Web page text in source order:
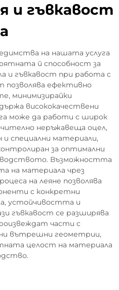
и гъвкавост
на нашата услуга
й способност за
и гъвкавост при работа с
позволява ефективно
минимизирайки
висококачествени
може да работи с широк
неръжавеща оцел,
специални материали,
за оптимални
Възможността
на материала чрез
на леяне позволява
с конкретни
устойчивостта и
гъвкавост се разширява
части с
вътрешни геометрии,
целост на материала